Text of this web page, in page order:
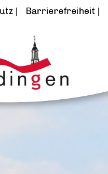
Barrierefreiheit